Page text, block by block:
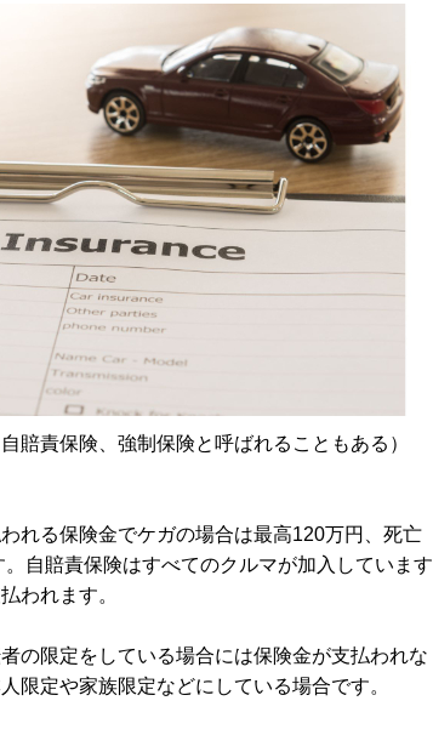
賠責保険、強制保険と呼ばれることもある）
れる保険金でケガの場合は最高120万円、死亡
自賠責保険はすべてのクルマが加入しています
われます。
の限定をしている場合には保険金が支払われな
限定や家族限定などにしている場合です。